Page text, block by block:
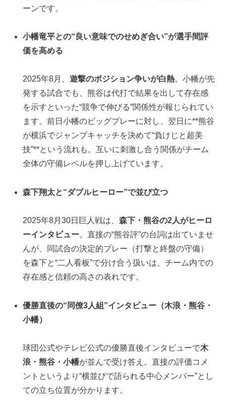
ーンです。
小幡竜平との“良い意味でのせめぎ合い”が選手間評
価を高める
2025年8月、遊撃のポジション争いが白熱。小幡が先
発する試合でも、熊谷は代打で結果を出して存在感
を示すといった“競争で伸びる”関係性が報じられてい
ます。前日小幡のビッグプレーに対し、翌日に**熊谷
が横浜でジャンプキャッチを決めて“負けじと超美
技”**という流れも。互いに刺激し合う関係がチーム
全体の守備レベルを押し上げています。
森下翔太と“ダブルヒーロー”で並び立つ
2025年8月30日巨人戦は、森下・熊谷の2人がヒーロ
ーインタビュー。直接の“熊谷評”の台詞は出ていませ
んが、同試合の決定的プレー（打撃と終盤の守備）
を森下と“二人看板”で分け合う扱いは、チーム内での
存在感と信頼の高さの表れです。
優勝直後の“同僚3人組”インタビュー（木浪・熊谷・
小幡）
球団公式やテレビ公式の優勝直後インタビューで木
浪・熊谷・小幡が並んで受け答え。直接の評価コメ
ントというより“横並びで語られる中心メンバー”とし
ての立ち位置が分かります。